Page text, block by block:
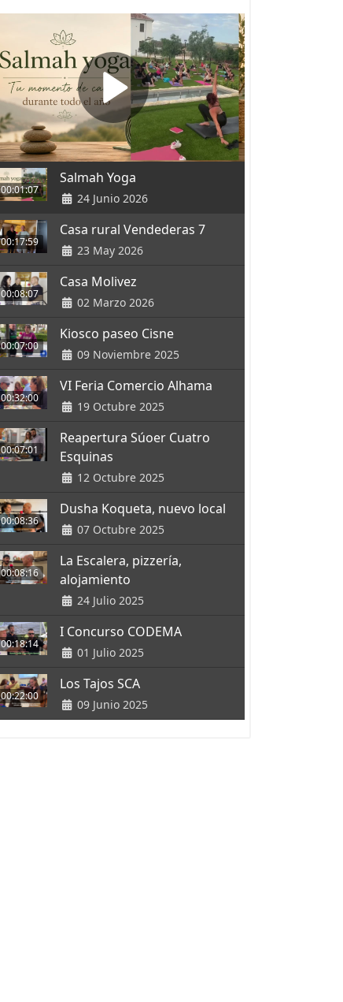
00:01:07
Salmah Yoga
24 Junio 2026
00:17:59
Casa rural Vendederas 7
23 May 2026
00:08:07
Casa Molivez
02 Marzo 2026
00:07:00
Kiosco paseo Cisne
09 Noviembre 2025
00:32:00
VI Feria Comercio Alhama
19 Octubre 2025
00:07:01
Reapertura Súoer Cuatro
Esquinas
12 Octubre 2025
00:08:36
Dusha Koqueta, nuevo local
07 Octubre 2025
00:08:16
La Escalera, pizzería,
alojamiento
24 Julio 2025
00:18:14
I Concurso CODEMA
01 Julio 2025
00:22:00
Los Tajos SCA
09 Junio 2025